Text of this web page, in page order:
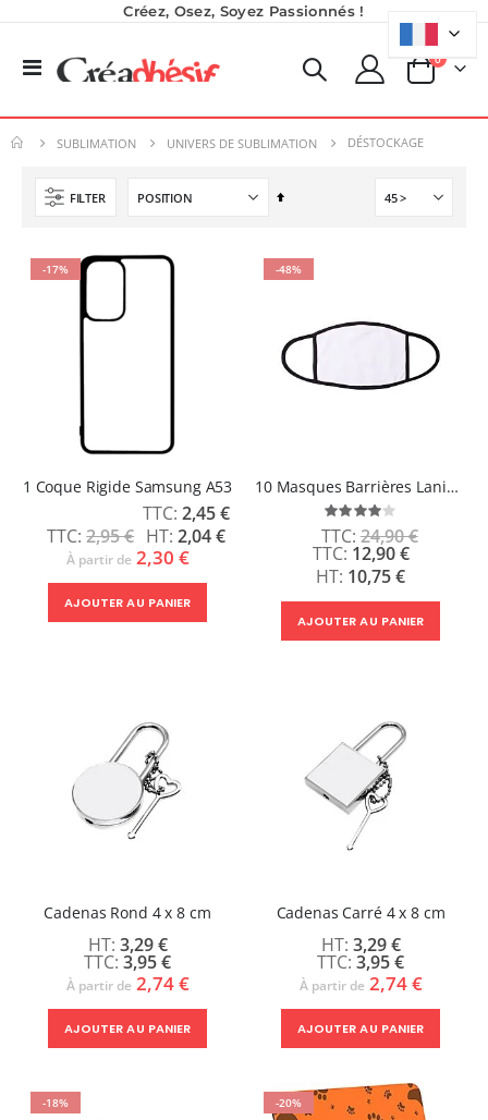
Créez, Osez, Soyez Passionnés !
Basculer
Panier
0produits
SUBLIMATION UNIVERS DE SUBLIMATION DÉSTOCKAGE
FILTER
Par
-17%
1 Coque Rigide Samsung A53
2,95 €
Prix
Spécial
2,45 €
2,04 €
À partir de 2,30 €
AJOUTER AU PANIER
-48%
10 Masques Barrières Lanières Noires - 2 tailles disponibles
Évaluation:
80%
24,90 €
Prix
Spécial
12,90 €
10,75 €
AJOUTER AU PANIER
Cadenas Rond 4 x 8 cm
3,95 €
3,29 €
À partir de 2,74 €
AJOUTER AU PANIER
Cadenas Carré 4 x 8 cm
3,95 €
3,29 €
À partir de 2,74 €
AJOUTER AU PANIER
-18% -20%
Rating:
240,83 €
1 350,95 €
49,99 €